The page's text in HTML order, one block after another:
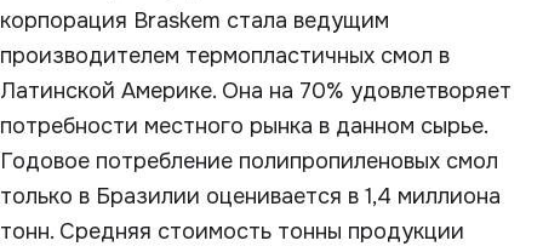
корпорация Braskem стала ведущим
производителем термопластичных смол в
Латинской Америке. Она на 70% удовлетворяет
потребности местного рынка в данном сырье.
Годовое потребление полипропиленовых смол
только в Бразилии оценивается в 1,4 миллиона
тонн. Средняя стоимость тонны продукции